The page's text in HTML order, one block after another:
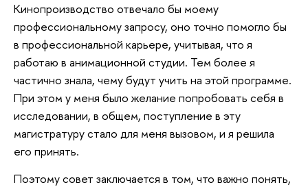
Кинопроизводство отвечало бы моему
профессиональному запросу, оно точно помогло бы
в профессиональной карьере, учитывая, что я
работаю в анимационной студии. Тем более я
частично знала, чему будут учить на этой программе.
При этом у меня было желание попробовать себя в
исследовании, в общем, поступление в эту
магистратуру стало для меня вызовом, и я решила
его принять.
Поэтому совет заключается в том, что важно понять,